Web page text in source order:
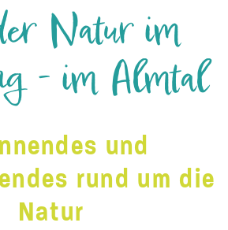
Natur im
- im Almtal
und
rund um die
Natur